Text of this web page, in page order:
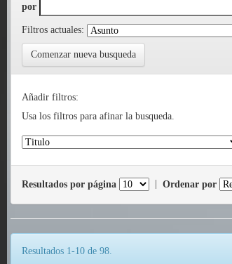
por
Filtros actuales:
Comenzar nueva busqueda
Añadir filtros:
Usa los filtros para afinar la busqueda.
Resultados por página Ordenar por
Resultados 1-10 de 98.